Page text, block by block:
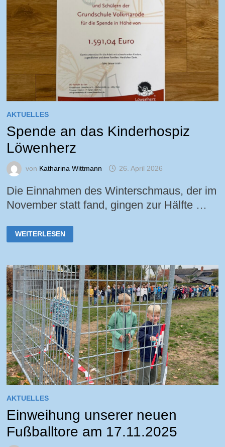
AKTUELLES
Spende an das Kinderhospiz
Löwenherz
von Katharina Wittmann 26. April 2026
Die Einnahmen des Winterschmaus, der im
November statt fand, gingen zur Hälfte …
AN
DAS
WEITERLESEN
AKTUELLES
Einweihung unserer neuen
Fußballtore am 17.11.2025